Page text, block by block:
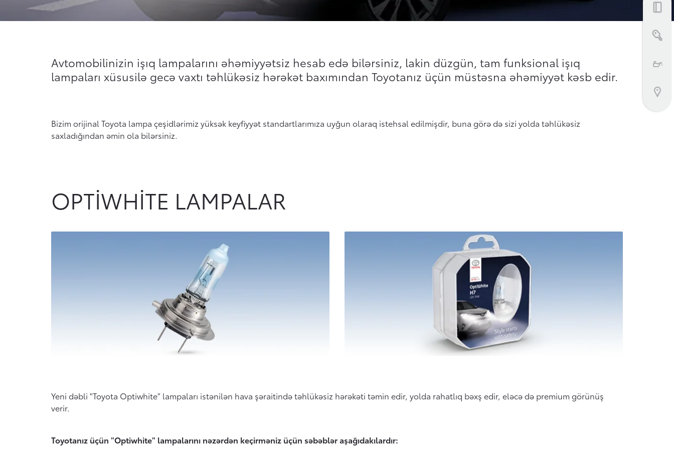
Avtomobilinizin işıq lampalarını əhəmiyyətsiz hesab edə bilərsiniz, lakin düzgün, tam funksional işıq
lampaları xüsusilə gecə vaxtı təhlükəsiz hərəkət baxımından Toyotanız üçün müstəsna əhəmiyyət kəsb edir.
Bizim orijinal Toyota lampa çeşidlərimiz yüksək keyfiyyət standartlarımıza uyğun olaraq istehsal edilmişdir, buna görə də sizi yolda təhlükəsiz
saxladığından əmin ola bilərsiniz.
OPTIWHITE LAMPALAR
Yeni dəbli "Toyota Optiwhite" lampaları istənilən hava şəraitində təhlükəsiz hərəkəti təmin edir, yolda rahatlıq bəxş edir, eləcə də premium görünüş
verir.
Toyotanız üçün "Optiwhite" lampalarını nəzərdən keçirməniz üçün səbəblər aşağıdakılardır: